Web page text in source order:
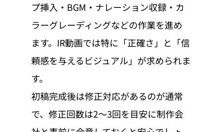
プ挿入・BGM・ナレーション収録・カ
ラーグレーディングなどの作業を進め
ます。IR動画では特に「正確さ」と「信
頼感を与えるビジュアル」が求められま
す。
初稿完成後は修正対応があるのが通常
で、修正回数は2〜3回を目安に制作会